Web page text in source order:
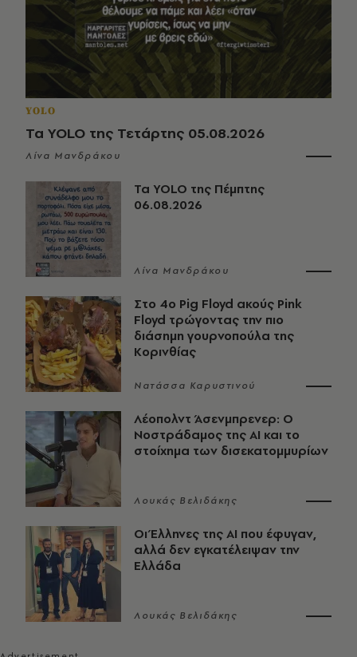
YOLO
Τα YOLO της Τετάρτης 05.08.2026
Λίνα Μανδράκου
Τα YOLO της Πέμπτης
06.08.2026
Λίνα Μανδράκου
Στο 4ο Pig Floyd ακούς Pink
Floyd τρώγοντας την πιο
διάσημη γουρνοπούλα της
Κορινθίας
Νατάσσα Καρυστινού
Λέοπολντ Άσενμπρενερ: Ο
Νοστράδαμος της AI και το
στοίχημα των δισεκατομμυρίων
Λουκάς Βελιδάκης
Οι Έλληνες της ΑΙ που έφυγαν,
αλλά δεν εγκατέλειψαν την
Ελλάδα
Λουκάς Βελιδάκης